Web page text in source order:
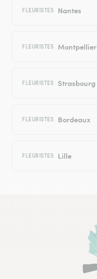
FLEURISTES Nantes
FLEURISTES Montpellier
FLEURISTES Strasbourg
FLEURISTES Bordeaux
FLEURISTES Lille